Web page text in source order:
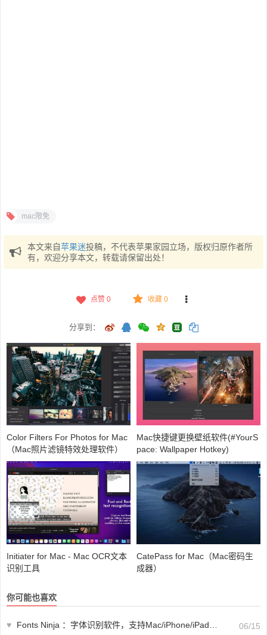
mac限免
本文来自苹果迷投稿，不代表苹果家园立场，版权归原作者所
有，欢迎分享本文，转载请保留出处！
点赞 0 收藏 0
分享到：
Color Filters For Photos for Mac
（Mac照片滤镜特效处理软件）
Mac快捷键更换壁纸软件(#YourS
pace: Wallpaper Hotkey)
Initiater for Mac - Mac OCR文本
识别工具
CatePass for Mac（Mac密码生
成器）
你可能也喜欢
♥ Fonts Ninja ：字体识别软件，支持Mac/iPhone/iPad轻松识别字体
06/15